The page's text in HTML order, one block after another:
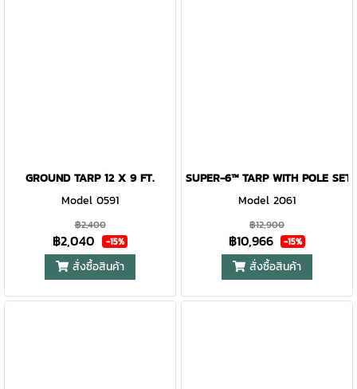
GROUND TARP 12 X 9 FT.
Model 0591
฿2,400
฿2,040 -15%
สั่งซื้อสินค้า
SUPER-6™ TARP WITH POLE SET
Model 2061
฿12,900
฿10,966 -15%
สั่งซื้อสินค้า